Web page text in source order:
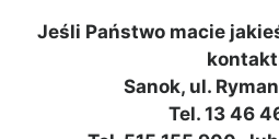
Jeśli Państwo macie
Sanok, ul.
Tel. 13 46